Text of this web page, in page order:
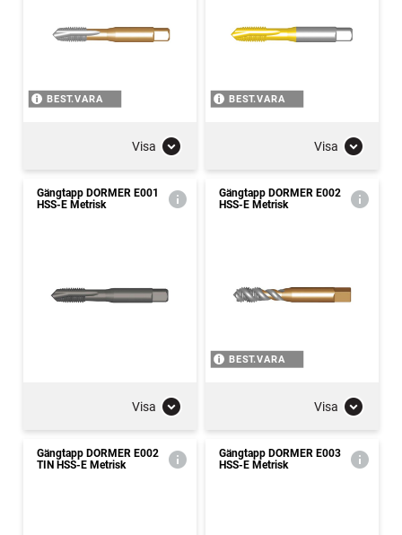
BEST.VARA
Visa
BEST.VARA
Visa
Gängtapp DORMER E001
HSS-E Metrisk
Visa
Gängtapp DORMER E002
HSS-E Metrisk
BEST.VARA
Visa
Gängtapp DORMER E002
TIN HSS-E Metrisk
Gängtapp DORMER E003
HSS-E Metrisk